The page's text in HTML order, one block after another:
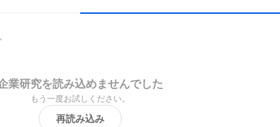
業研究を読み込めませんでした
もう一度お試しください。
再読み込み